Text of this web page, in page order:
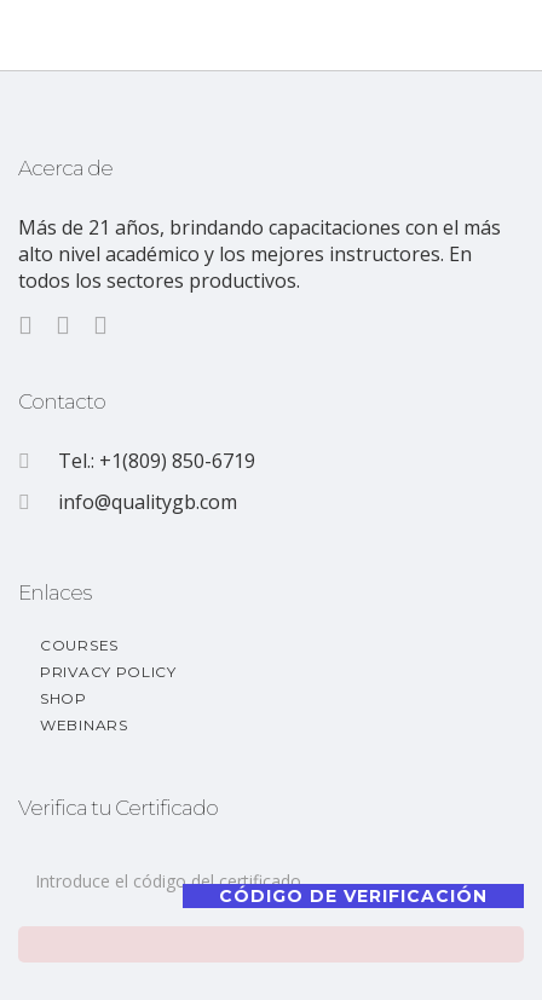
Acerca de
Más de 21 años, brindando capacitaciones con el más
alto nivel académico y los mejores instructores. En
todos los sectores productivos.
Contacto
Tel.: +1(809) 850-6719
info@qualitygb.com
Enlaces
COURSES
PRIVACY POLICY
SHOP
WEBINARS
Verifica tu Certificado
CÓDIGO DE VERIFICACIÓN